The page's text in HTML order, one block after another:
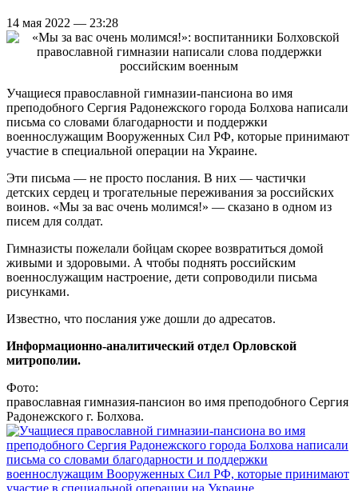
14 мая 2022 — 23:28
Учащиеся православной гимназии-пансиона во имя
преподобного Сергия Радонежского города Болхова написали
письма со словами благодарности и поддержки
военнослужащим Вооруженных Сил РФ, которые принимают
участие в специальной операции на Украине.
Эти письма — не просто послания. В них — частички
детских сердец и трогательные переживания за российских
воинов. «Мы за вас очень молимся!» — сказано в одном из
писем для солдат.
Гимназисты пожелали бойцам скорее возвратиться домой
живыми и здоровыми. А чтобы поднять российским
военнослужащим настроение, дети сопроводили письма
рисунками.
Известно, что послания уже дошли до адресатов.
Информационно-аналитический отдел Орловской
митрополии.
Фото:
православная гимназия-пансион во имя преподобного Сергия
Радонежского г. Болхова.